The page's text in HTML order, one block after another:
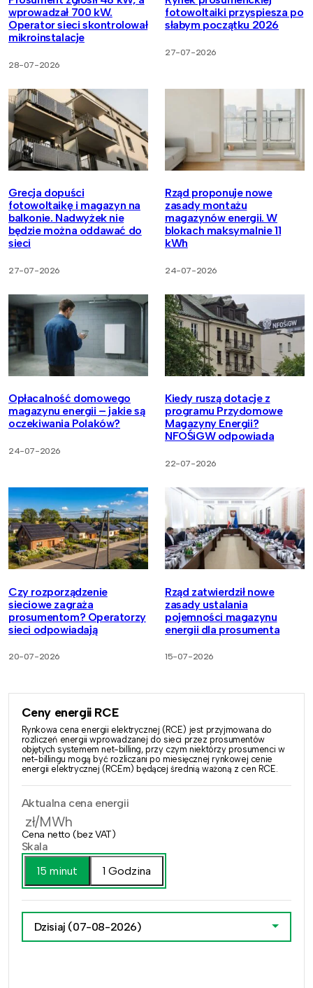
wprowadzał 700 kW.
Operator sieci skontrolował
mikroinstalacje
28-07-2026
fotowoltaiki przyspiesza po
słabym początku 2026
27-07-2026
Grecja dopuści
fotowoltaikę i magazyn na
balkonie. Nadwyżek nie
będzie można oddawać do
sieci
27-07-2026
Rząd proponuje nowe
zasady montażu
magazynów energii. W
blokach maksymalnie 11
kWh
24-07-2026
Opłacalność domowego
magazynu energii – jakie są
oczekiwania Polaków?
24-07-2026
Kiedy ruszą dotacje z
programu Przydomowe
Magazyny Energii?
NFOŚiGW odpowiada
22-07-2026
Czy rozporządzenie
sieciowe zagraża
prosumentom? Operatorzy
sieci odpowiadają
20-07-2026
Rząd zatwierdził nowe
zasady ustalania
pojemności magazynu
energii dla prosumenta
15-07-2026
Ceny energii RCE
Rynkowa cena energii elektrycznej (RCE) jest przyjmowana do
rozliczeń energii wprowadzanej do sieci przez prosumentów
objętych systemem net-billing, przy czym niektórzy prosumenci w
net-billingu mogą być rozliczani po miesięcznej rynkowej cenie
energii elektrycznej (RCEm) będącej średnią ważoną z cen RCE.
Aktualna cena energii
zł/MWh
Cena netto (bez VAT)
Skala
15 minut
1 Godzina
Dzisiaj (07-08-2026)